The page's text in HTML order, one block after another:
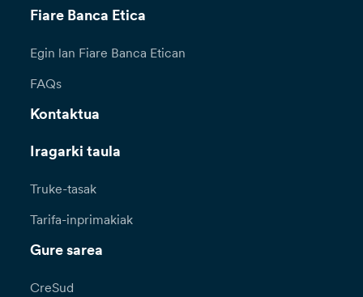
Fiare Banca Etica
Egin lan Fiare Banca Etican
FAQs
Kontaktua
Iragarki taula
Truke-tasak
Tarifa-inprimakiak
Gure sarea
CreSud